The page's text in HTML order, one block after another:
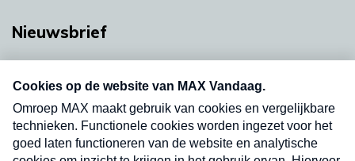
Nieuwsbrief
nieuwsbrief. Elke vrijdag- en dinsdagochtend in
uw mailbox.
Verzend